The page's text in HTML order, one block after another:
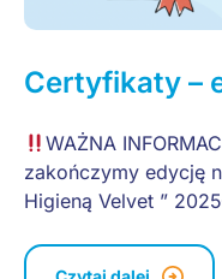
Certyfikaty –
WAŻNA
zakończymy edycję
Higieną Velvet ”